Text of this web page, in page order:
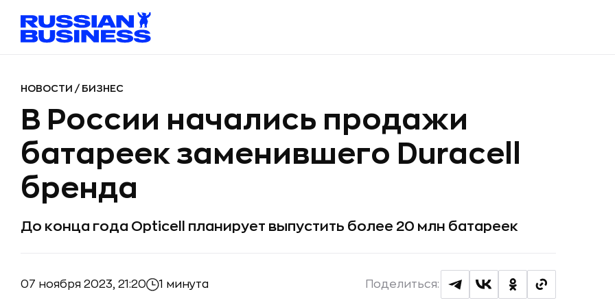
НОВОСТИ / БИЗНЕС
В России начались продажи
батареек заменившего Duracell
бренда
До конца года Opticell планирует выпустить более 20 млн батареек
07 ноября 2023, 21:20 1 минута Поделиться: